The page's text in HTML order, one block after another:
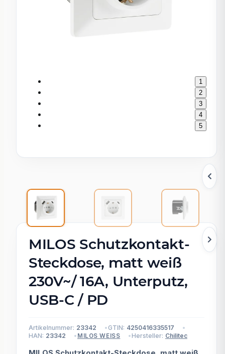
1
2
3
4
5
MILOS Schutzkontakt-
Steckdose, matt weiß
230V~/ 16A, Unterputz,
USB-C / PD
Artikelnummer: 23342 GTIN: 4250416335517
HAN: 23342 MILOS WEISS Hersteller: Chilitec